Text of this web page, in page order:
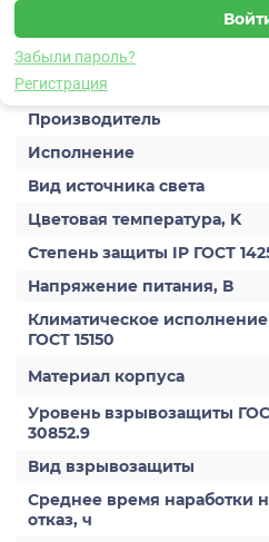
Забыли пароль?
Регистрация
Светильник
Характеристики
Производитель
Исполнение
Вид источника света
Цветовая температура, K
Степень защиты IP ГОСТ
Напряжение питания, В
Климатическое исполнение
ГОСТ 15150
Материал корпуса
Уровень взрывозащиты
30852.9
Вид взрывозащиты
Среднее время наработки
отказ, ч